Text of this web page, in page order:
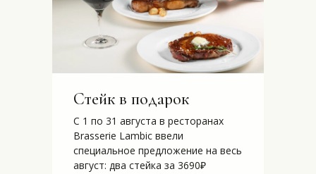
Стейк в подарок
С 1 по 31 августа в ресторанах
Brasserie Lambic ввели
специальное предложение на весь
август: два стейка за 3690₽